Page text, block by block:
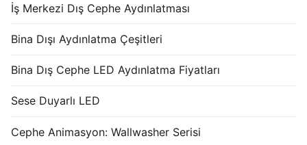
İş Merkezi Dış Cephe Aydınlatması
Bina Dışı Aydınlatma Çeşitleri
Bina Dış Cephe LED Aydınlatma Fiyatları
Sese Duyarlı LED
Cephe Animasyon: Wallwasher Serisi